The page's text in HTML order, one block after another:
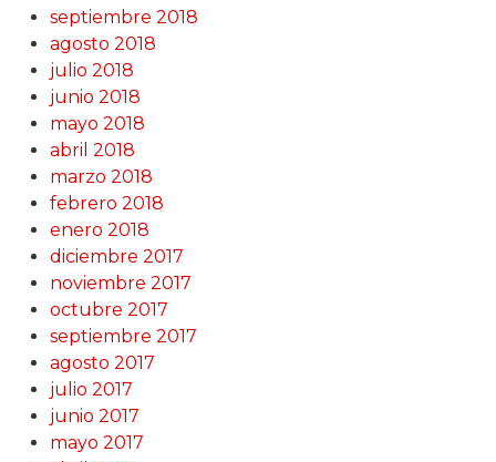
septiembre 2018
agosto 2018
julio 2018
junio 2018
mayo 2018
abril 2018
marzo 2018
febrero 2018
enero 2018
diciembre 2017
noviembre 2017
octubre 2017
septiembre 2017
agosto 2017
julio 2017
junio 2017
mayo 2017